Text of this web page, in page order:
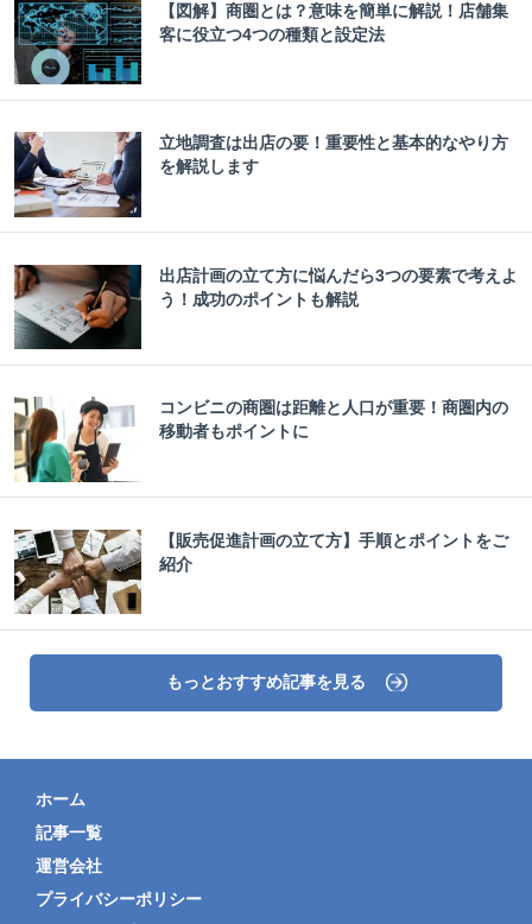
【図解】商圏とは？意味を簡単に解説！店舗集
客に役立つ4つの種類と設定法
立地調査は出店の要！重要性と基本的なやり方
を解説します
出店計画の立て方に悩んだら3つの要素で考えよ
う！成功のポイントも解説
コンビニの商圏は距離と人口が重要！商圏内の
移動者もポイントに
【販売促進計画の立て方】手順とポイントをご
紹介
もっとおすすめ記事を見る
ホーム
記事一覧
運営会社
プライバシーポリシー